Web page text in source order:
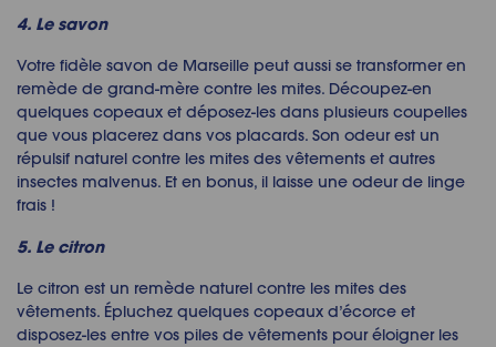
4. Le savon
Votre fidèle savon de Marseille peut aussi se transformer en
remède de grand-mère contre les mites. Découpez-en
quelques copeaux et déposez-les dans plusieurs coupelles
que vous placerez dans vos placards. Son odeur est un
répulsif naturel contre les mites des vêtements et autres
insectes malvenus. Et en bonus, il laisse une odeur de linge
frais !
5. Le citron
Le citron est un remède naturel contre les mites des
vêtements. Épluchez quelques copeaux d’écorce et
disposez-les entre vos piles de vêtements pouréloigner les